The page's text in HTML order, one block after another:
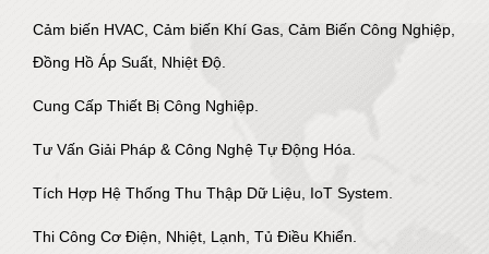
Cảm biến HVAC, Cảm biến Khí Gas, Cảm Biến Công Nghiệp,
Đồng Hồ Áp Suất, Nhiệt Độ.
Cung Cấp Thiết Bị Công Nghiệp.
Tư Vấn Giải Pháp & Công Nghệ Tự Động Hóa.
Tích Hợp Hệ Thống Thu Thập Dữ Liệu, IoT System.
Thi Công Cơ Điện, Nhiệt, Lạnh, Tủ Điều Khiển.